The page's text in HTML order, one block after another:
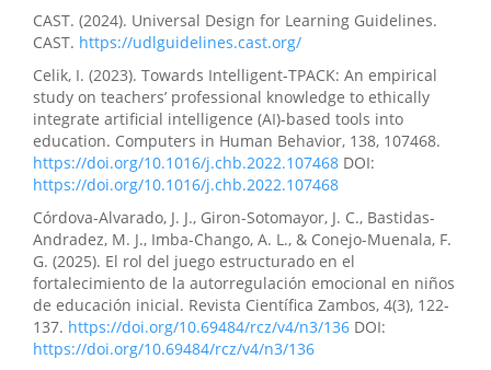
CAST. (2024). Universal Design for Learning Guidelines.
CAST. https://udlguidelines.cast.org/
Celik, I. (2023). Towards Intelligent-TPACK: An empirical
study on teachers’ professional knowledge to ethically
integrate artificial intelligence (AI)-based tools into
education. Computers in Human Behavior, 138, 107468.
https://doi.org/10.1016/j.chb.2022.107468 DOI:
https://doi.org/10.1016/j.chb.2022.107468
Córdova-Alvarado, J. J., Giron-Sotomayor, J. C., Bastidas-
Andradez, M. J., Imba-Chango, A. L., & Conejo-Muenala, F.
G. (2025). El rol del juego estructurado en el
fortalecimiento de la autorregulación emocional en niños
de educación inicial. Revista Científica Zambos, 4(3), 122-
137. https://doi.org/10.69484/rcz/v4/n3/136 DOI:
https://doi.org/10.69484/rcz/v4/n3/136